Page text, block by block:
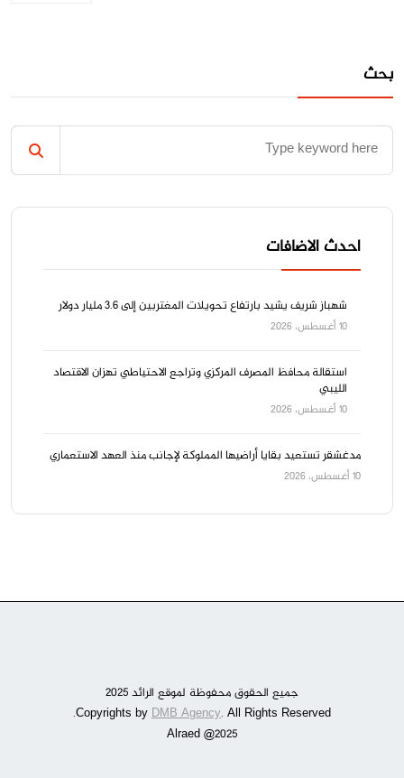
بحث
احدث الاضافات
شهباز شريف يشيد بارتفاع تحويلات المغتربين إلى 3.6 مليار دولار
10 أغسطس، 2026
استقالة محافظ المصرف المركزي وتراجع الاحتياطي تهزان الاقتصاد
الليبي
10 أغسطس، 2026
مدغشقر تستعيد بقايا أراضيها المملوكة لإجانب منذ العهد الاستعماري
10 أغسطس، 2026
جميع الحقوق محفوظة لموقع الرائد 2025
DMB Agency. All Rights Reserved.
Alraed @2025